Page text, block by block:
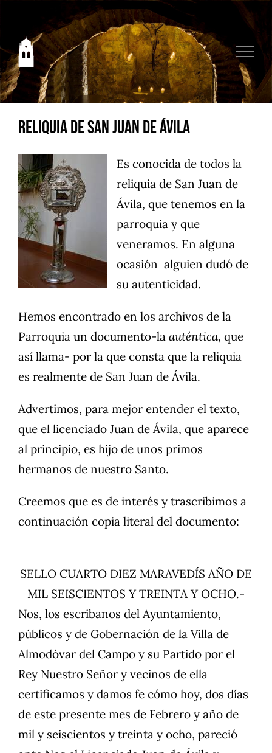
contenido
Reliquia de San Juan de Ávila
Es conocida de todos la
reliquia de San Juan de
Ávila, que tenemos en la
parroquia y que
veneramos. En alguna
ocasión alguien dudó de
su autenticidad.
Hemos encontrado en los archivos de la
Parroquia un documento-la auténtica, que
así llama- por la que consta que la reliquia
es realmente de San Juan de Ávila.
Advertimos, para mejor entender el texto,
que el licenciado Juan de Ávila, que aparece
al principio, es hijo de unos primos
hermanos de nuestro Santo.
Creemos que es de interés y trascribimos a
continuación copia literal del documento:
SELLO CUARTO DIEZ MARAVEDÍS AÑO DE
MIL SEISCIENTOS Y TREINTA Y OCHO.-
Nos, los escribanos del Ayuntamiento,
públicos y de Gobernación de la Villa de
Almodóvar del Campo y su Partido por el
Rey Nuestro Señor y vecinos de ella
certificamos y damos fe cómo hoy, dos días
de este presente mes de Febrero y año de
mil y seiscientos y treinta y ocho, pareció